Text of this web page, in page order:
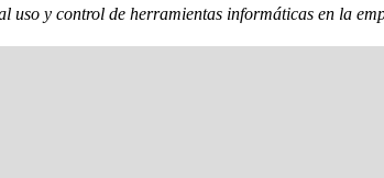
uso y control de herramientas informáticas en la